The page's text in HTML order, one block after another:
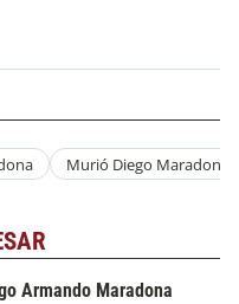
Murió Diego Maradona
Armando Maradona